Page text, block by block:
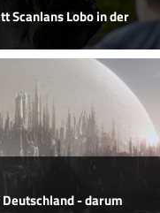
Scanlans Lobo in der
- darum